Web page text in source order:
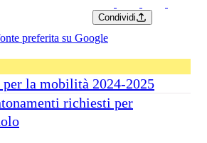
Condividi
preferita su Google
la mobilità 2024-2025
richiesti per